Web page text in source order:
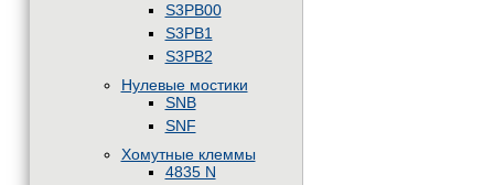
S3PB00
S3PB1
S3PB2
Нулевые мостики
SNB
SNF
Хомутные клеммы
4835 N